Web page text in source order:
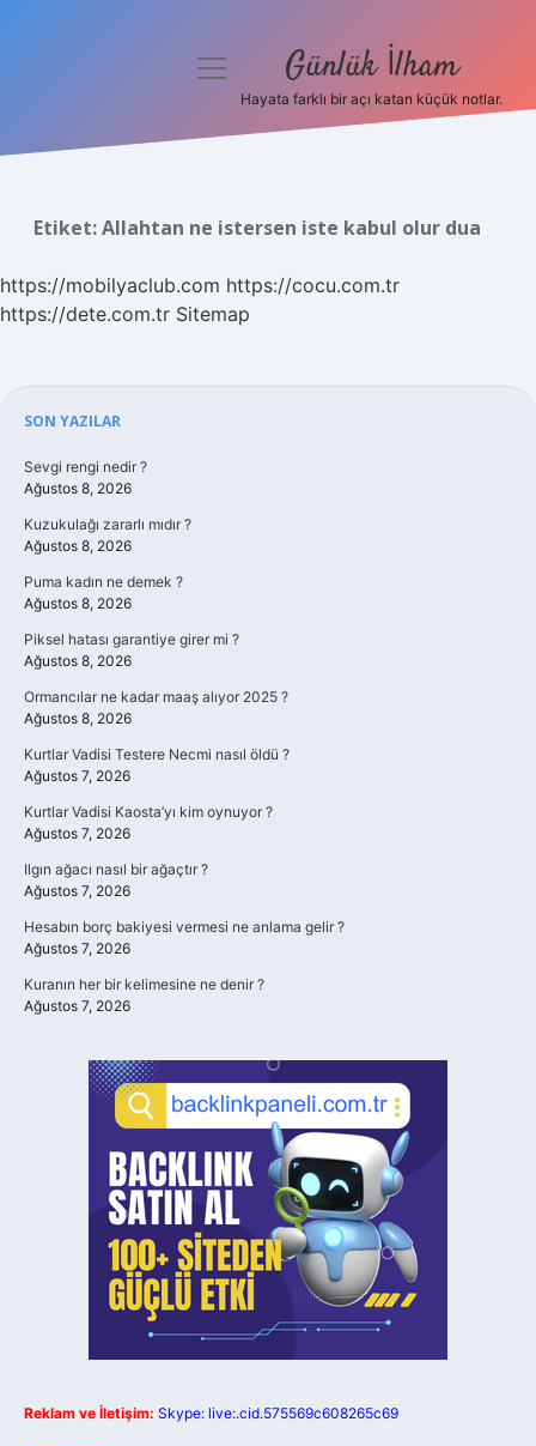
Hakkımızda
menüyü
Günlük İlham
Hayata farklı bir açı katan küçük notlar.
Etiket:Allahtan ne istersen iste kabul olur dua
https://mobilyaclub.com https://cocu.com.tr
https://dete.com.tr Sitemap
Sidebar
SON YAZILAR
Sevgi rengi nedir ?
Ağustos 8, 2026
Kuzukulağı zararlı mıdır ?
Ağustos 8, 2026
Puma kadın ne demek ?
Ağustos 8, 2026
Piksel hatası garantiye girer mi ?
Ağustos 8, 2026
Ormancılar ne kadar maaş alıyor 2025 ?
Ağustos 8, 2026
Kurtlar Vadisi Testere Necmi nasıl öldü ?
Ağustos 7, 2026
Kurtlar Vadisi Kaosta’yı kim oynuyor ?
Ağustos 7, 2026
Ilgın ağacı nasıl bir ağaçtır ?
Ağustos 7, 2026
Hesabın borç bakiyesi vermesi ne anlama gelir ?
Ağustos 7, 2026
Kuranın her bir kelimesine ne denir ?
Ağustos 7, 2026
Reklam ve İletişim: Skype: live:.cid.575569c608265c69